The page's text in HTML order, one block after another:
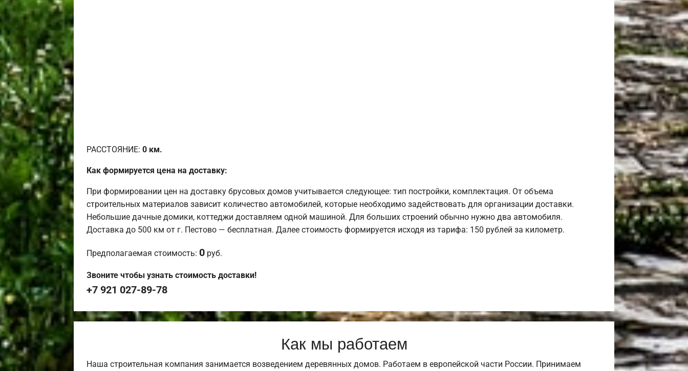
РАССТОЯНИЕ: 0 км.
Как формируется цена на доставку:
При формировании цен на доставку брусовых домов учитывается следующее: тип постройки, комплектация. От объема
строительных материалов зависит количество автомобилей, которые необходимо задействовать для организации доставки.
Небольшие дачные домики, коттеджи доставляем одной машиной. Для больших строений обычно нужно два автомобиля.
Доставка до 500 км от г. Пестово — бесплатная. Далее стоимость формируется исходя из тарифа: 150 рублей за километр.
Предполагаемая стоимость: 0 руб.
Звоните чтобы узнать стоимость доставки!
+7 921 027-89-78
Как мы работаем
Наша строительная компания занимается возведением деревянных домов. Работаем в европейской части России. Принимаем